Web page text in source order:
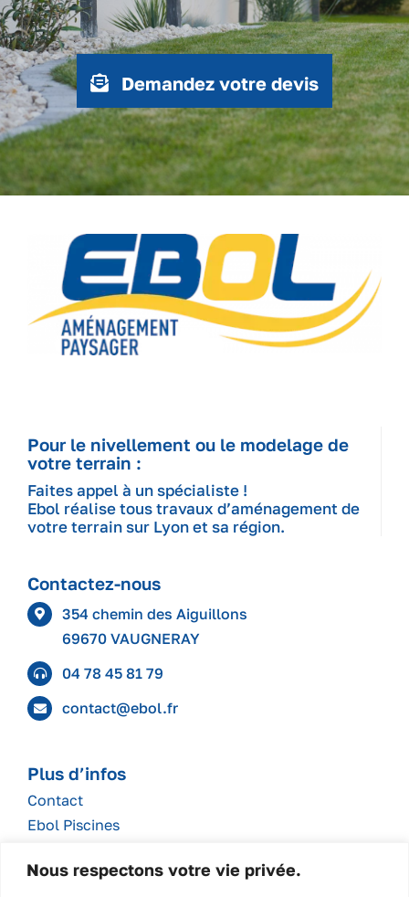
Nous respectons votre vie privée.
Demandez votre devis
Pour le nivellement ou le modelage de
votre terrain :
Faites appel à un spécialiste !
Ebol réalise tous travaux d’aménagement de
votre terrain sur Lyon et sa région.
Contactez-nous
354 chemin des Aiguillons
69670 VAUGNERAY
04 78 45 81 79
contact@ebol.fr
Plus d’infos
Contact
Ebol Piscines
Politique de confidentialité